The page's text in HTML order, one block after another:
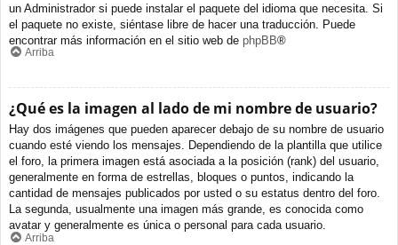
un Administrador si puede instalar el paquete del idioma que necesita. Si
el paquete no existe, siéntase libre de hacer una traducción. Puede
encontrar más información en el sitio web de phpBB®
Arriba
¿Qué es la imagen al lado de mi nombre de usuario?
Hay dos imágenes que pueden aparecer debajo de su nombre de usuario
cuando esté viendo los mensajes. Dependiendo de la plantilla que utilice
el foro, la primera imagen está asociada a la posición (rank) del usuario,
generalmente en forma de estrellas, bloques o puntos, indicando la
cantidad de mensajes publicados por usted o su estatus dentro del foro.
La segunda, usualmente una imagen más grande, es conocida como
avatar y generalmente es única o personal para cada usuario.
Arriba